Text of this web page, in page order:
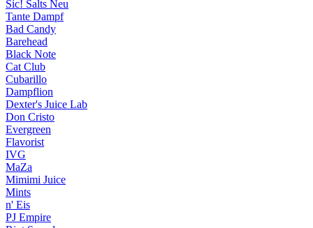
Sic! Salts Neu
Tante Dampf
Bad Candy
Barehead
Black Note
Cat Club
Cubarillo
Dampflion
Dexter's Juice Lab
Don Cristo
Evergreen
Flavorist
IVG
MaZa
Mimimi Juice
Mints
n' Eis
PJ Empire